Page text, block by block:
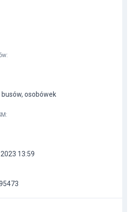
:
osobówek
:
13:59